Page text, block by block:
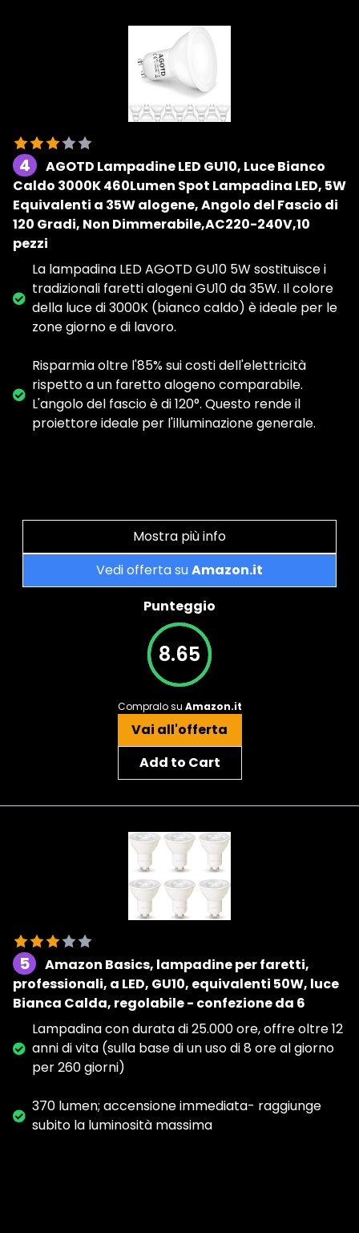
4
AGOTD Lampadine LED GU10, Luce Bianco
Caldo 3000K 460Lumen Spot Lampadina LED, 5W
Equivalenti a 35W alogene, Angolo del Fascio di
120 Gradi, Non Dimmerabile,AC220-240V,10
pezzi
La lampadina LED AGOTD GU10 5W sostituisce i
tradizionali faretti alogeni GU10 da 35W. Il colore
della luce di 3000K (bianco caldo) è ideale per le
zone giorno e di lavoro.
Risparmia oltre l'85% sui costi dell'elettricità
rispetto a un faretto alogeno comparabile.
L'angolo del fascio è di 120°. Questo rende il
proiettore ideale per l'illuminazione generale.
Mostra più info
Vedi offerta suAmazon.it
Punteggio
8.65
Compralo su Amazon.it
Vai all'offerta
Add to Cart
5
Amazon Basics, lampadine per faretti,
professionali, a LED, GU10, equivalenti 50W, luce
Bianca Calda, regolabile - confezione da 6
Lampadina con durata di 25.000 ore, offre oltre 12
anni di vita (sulla base di un uso di 8 ore al giorno
per 260 giorni)
370 lumen; accensione immediata- raggiunge
subito la luminosità massima